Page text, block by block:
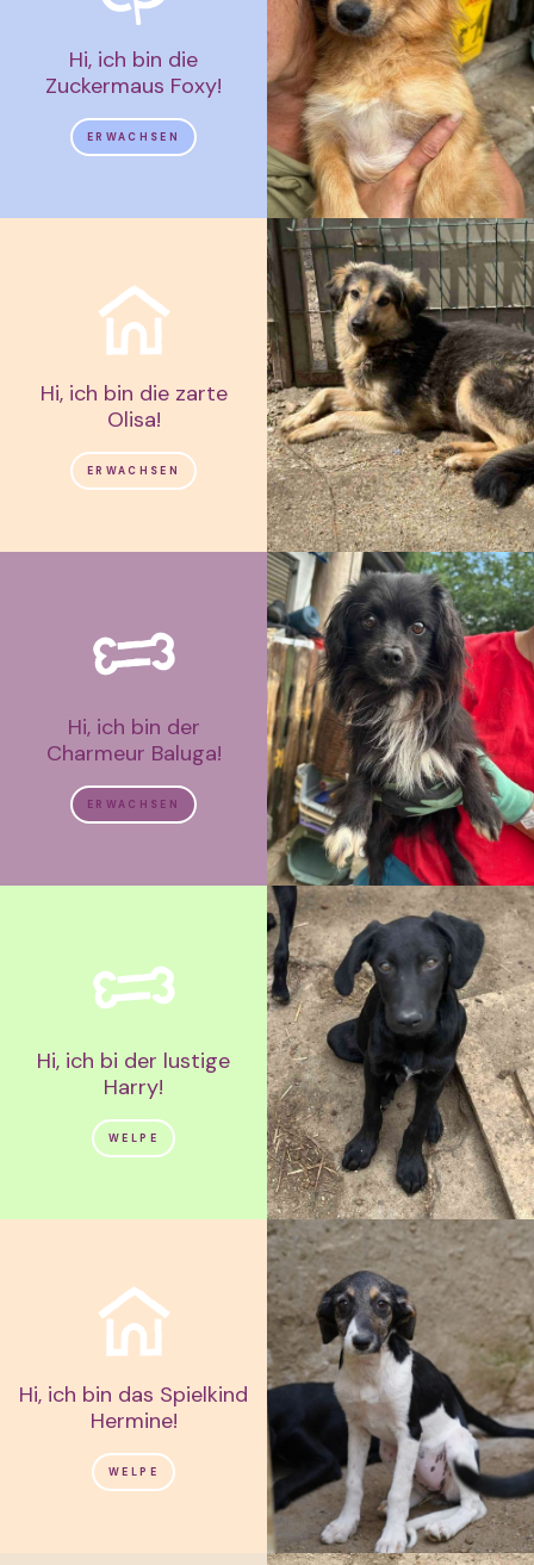
Hi, ich bin die
Zuckermaus Foxy!
ERWACHSEN
Hi, ich bin die zarte
Olisa!
ERWACHSEN
Hi, ich bin der
Charmeur Baluga!
ERWACHSEN
Hi, ich bi der lustige
Harry!
WELPE
Hi, ich bin das Spielkind
Hermine!
WELPE